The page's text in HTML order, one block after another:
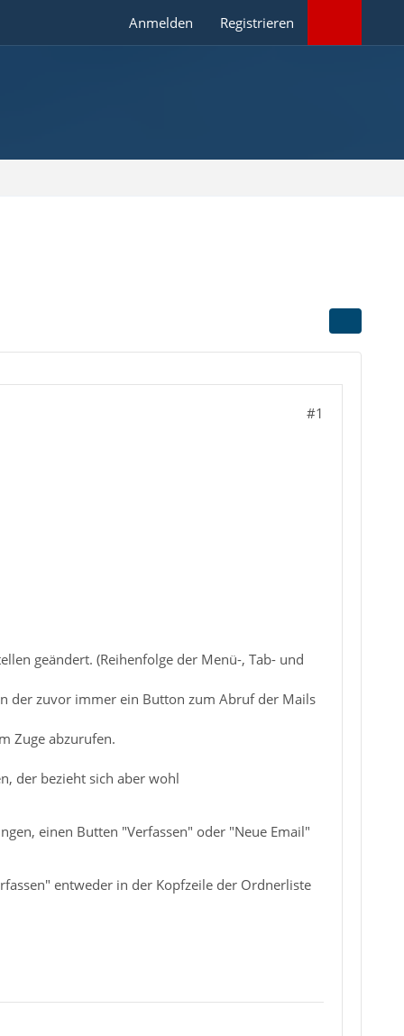
Anmelden Registrieren
#1
geändert. (Reihenfolge der Menü-, Tab- und
der zuvor immer ein Button zum Abruf der Mails
Zuge abzurufen.
der bezieht sich aber wohl
einen Butten "Verfassen" oder "Neue Email"
entweder in der Kopfzeile der Ordnerliste